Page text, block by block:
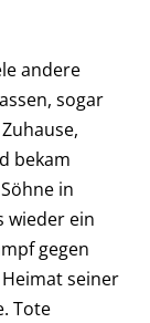
andere
sogar
bekam
in
wieder ein
gegen
seiner
Tote